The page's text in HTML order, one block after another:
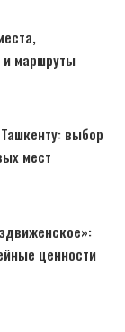
и маршруты
выбор
мест
ценности